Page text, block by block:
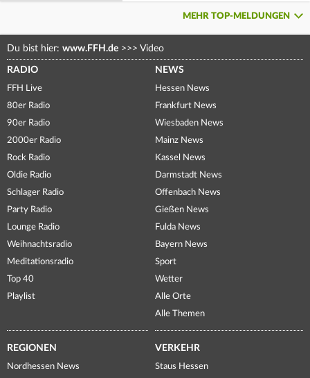
MEHR TOP-MELDUNGEN
Du bist hier: www.FFH.de >>> Video
RADIO
FFH Live
80er Radio
90er Radio
2000er Radio
Rock Radio
Oldie Radio
Schlager Radio
Party Radio
Lounge Radio
Weihnachtsradio
Meditationsradio
Top 40
Playlist
NEWS
Hessen News
Frankfurt News
Wiesbaden News
Mainz News
Kassel News
Darmstadt News
Offenbach News
Gießen News
Fulda News
Bayern News
Sport
Wetter
Alle Orte
Alle Themen
REGIONEN
Nordhessen News
VERKEHR
Staus Hessen